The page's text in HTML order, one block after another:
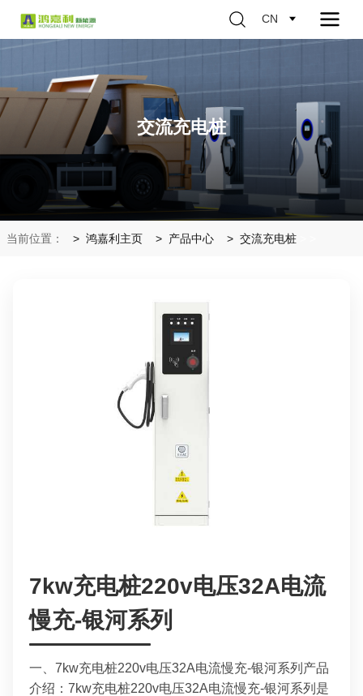
CN
交流充电桩
当前位置： 鸿嘉利主页 产品中心 交流充电桩
7kw充电桩220v电压32A电流
慢充-银河系列
一、7kw充电桩220v电压32A电流慢充-银河系列产品
介绍：7kw充电桩220v电压32A电流慢充-银河系列是